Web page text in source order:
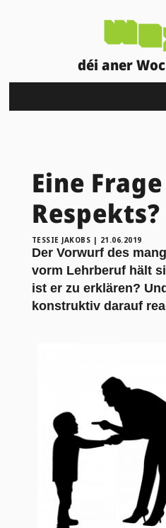
déi aner
Eine
Respekts?
TESSIE JAKOBS | 21.06.2019
Der Vorwurf des
vorm Lehrberuf hält
ist er zu erklären?
konstruktiv darauf